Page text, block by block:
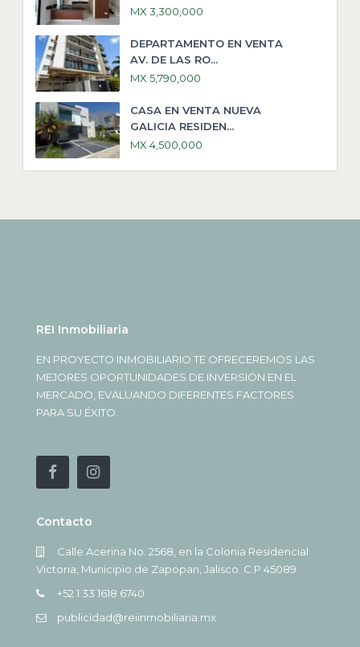
MX 3,300,000
DEPARTAMENTO EN VENTA
AV. DE LAS RO...
MX 5,790,000
CASA EN VENTA NUEVA
GALICIA RESIDEN...
MX 4,500,000
REI Inmobiliaria
EN PROYECTO INMOBILIARIO TE OFRECEREMOS LAS
MEJORES OPORTUNIDADES DE INVERSIÓN EN EL
MERCADO, EVALUANDO DIFERENTES FACTORES
PARA SU ÉXITO.
Contacto
Calle Acerina No. 2568, en la Colonia Residencial
Victoria, Municipio de Zapopan, Jalisco. C.P 45089
+52 1 33 1618 6740
publicidad@reiinmobiliaria.mx